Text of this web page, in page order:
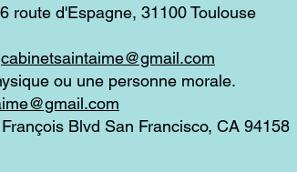
route d'Espagne, 31100 Toulouse
cabinetsaintaime@gmail.com
ou une personne morale.
Blvd San Francisco, CA 94158